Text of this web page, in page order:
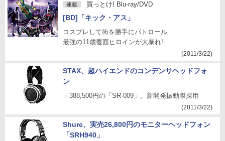
連載 買っとけ! Blu-ray/DVD
[BD]「キック・アス」
コスプレして街を勝手にパトロール
最強の11歳覆面ヒロインが大暴れ!
(2011/3/22)
STAX、超ハイエンドのコンデンサヘッドフォ
ン
－388,500円の「SR-009」。新開発振動膜採用
(2011/3/22)
Shure、実売26,800円のモニターヘッドフォン
「SRH940」